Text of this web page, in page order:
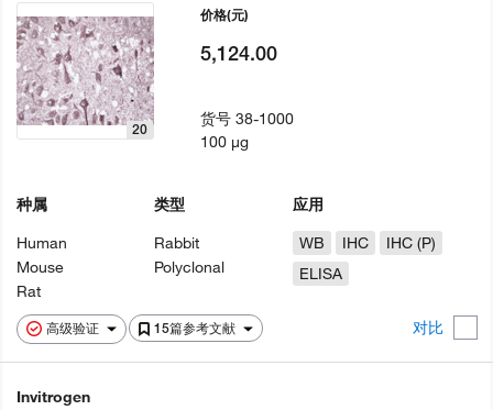
高级验证 15篇参考文献 对比
20
种属
Human
Mouse
Rat
类型
Rabbit
Polyclonal
应用
WB
IHC
IHC (P)
ELISA
价格(元)
5,124.00
货号38-1000
100 µg
Invitrogen